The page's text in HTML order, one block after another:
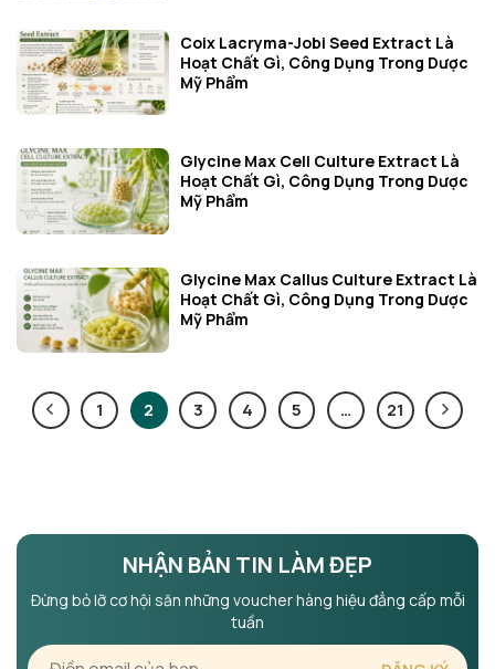
Coix Lacryma-Jobi Seed Extract Là
Hoạt Chất Gì, Công Dụng Trong Dược
Mỹ Phẩm
Glycine Max Cell Culture Extract Là
Hoạt Chất Gì, Công Dụng Trong Dược
Mỹ Phẩm
Glycine Max Callus Culture Extract Là
Hoạt Chất Gì, Công Dụng Trong Dược
Mỹ Phẩm
1 2 3 4 5 … 21
NHẬN BẢN TIN LÀM ĐẸP
Đừng bỏ lỡ cơ hội săn những voucher hàng hiệu đẳng cấp mỗi
tuần